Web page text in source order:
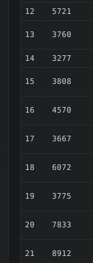
12 5721
13 3760
14 3277
15 3808
16 4570
17 3667
18 6072
19 3775
20 7833
21 8912